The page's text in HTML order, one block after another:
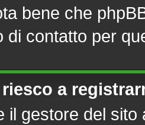
bene che
di contatto per
a
il gestore del